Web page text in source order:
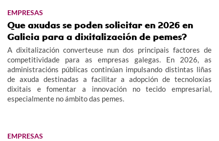
EMPRESAS
Que axudas se poden solicitar en 2026 en
Galicia para a dixitalización de pemes?
A dixitalización converteuse nun dos principais factores de
competitividade para as empresas galegas. En 2026, as
administracións públicas continúan impulsando distintas liñas
de axuda destinadas a facilitar a adopción de tecnoloxías
dixitais e fomentar a innovación no tecido empresarial,
especialmente no ámbito das pemes.
EMPRESAS